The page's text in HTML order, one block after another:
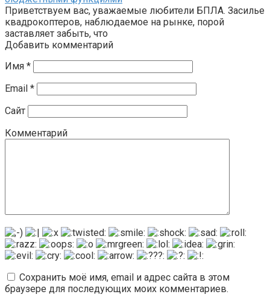
Приветствуем вас, уважаемые любители БПЛА. Засилье
квадрокоптеров, наблюдаемое на рынке, порой
заставляет забыть, что
Добавить комментарий
Имя *
Email *
Сайт
Комментарий
Сохранить моё имя, email и адрес сайта в этом
браузере для последующих моих комментариев.